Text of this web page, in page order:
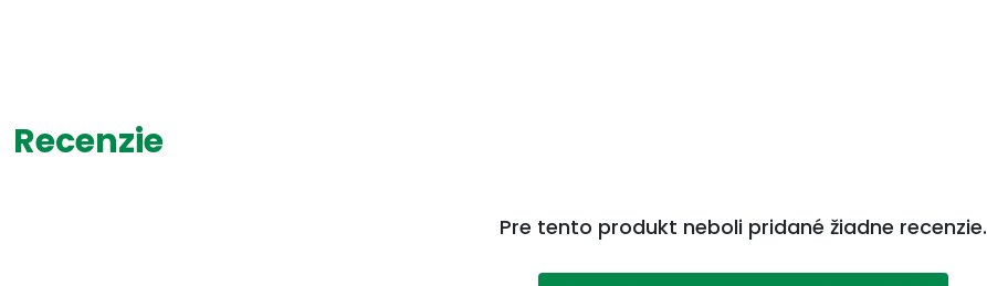
Recenzie
Pre tento produkt neboli pridané žiadne recenzie.